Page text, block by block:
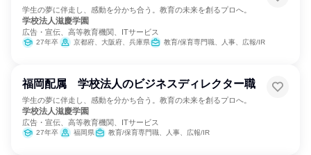
学生の夢に伴走し、感動を分かち合う。教育の未来を創るプロへ。
学校法人滋慶学園
広告・宣伝、高等教育機関、ITサービス
27年卒 京都府、大阪府、兵庫県 教育/保育専門職、人事、広報/IR
福岡配属 学校法人のビジネスディレクター職
学生の夢に伴走し、感動を分かち合う。教育の未来を創るプロへ。
学校法人滋慶学園
広告・宣伝、高等教育機関、ITサービス
27年卒 福岡県 教育/保育専門職、人事、広報/IR